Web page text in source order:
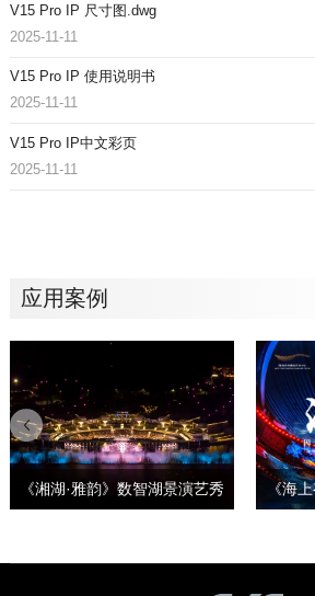
V15 Pro IP 尺寸图.dwg
2025-11-11
V15 Pro IP 使用说明书
2025-11-11
V15 Pro IP中文彩页
2025-11-11
应用案例
《湘湖·雅韵》数智湖景演艺秀 《海